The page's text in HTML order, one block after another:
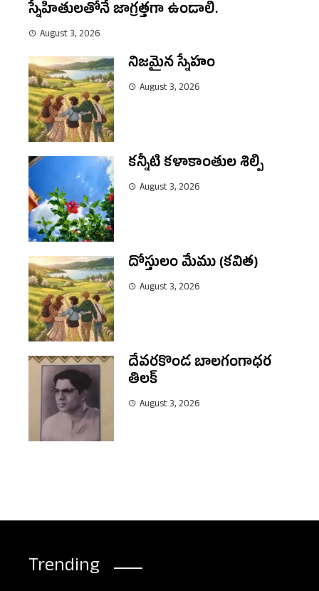
స్నేహితులతోనే జాగ్రత్తగా ఉండాలి.
August 3, 2026
నిజమైన స్నేహం
August 3, 2026
కన్నీటి కళాకాంతుల శిల్పి
August 3, 2026
దోస్తులం మేము (కవిత)
August 3, 2026
దేవరకొండ బాలగంగాధర
తిలక్
August 3, 2026
Trending